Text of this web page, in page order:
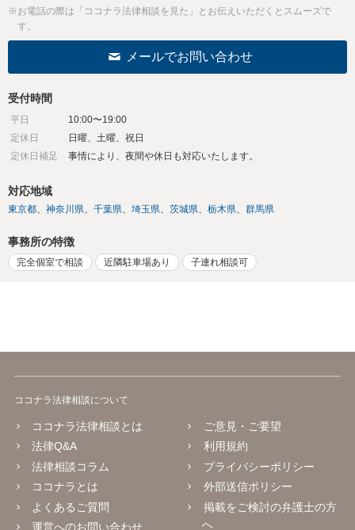
※お電話の際は「ココナラ法律相談を見た」とお伝えいただくとスムーズで
す。
メールでお問い合わせ
受付時間
平日
10:00〜19:00
定休日
日曜、土曜、祝日
定休日補足
事情により、夜間や休日も対応いたします。
対応地域
東京都 神奈川県 千葉県 埼玉県 茨城県 栃木県 群馬県
事務所の特徴
完全個室で相談 近隣駐車場あり 子連れ相談可
ココナラ法律相談について
ココナラ法律相談とは
法律Q&A
法律相談コラム
ココナラとは
よくあるご質問
運営へのお問い合わせ
ご意見・ご要望
利用規約
プライバシーポリシー
外部送信ポリシー
掲載をご検討の弁護士の方
へ